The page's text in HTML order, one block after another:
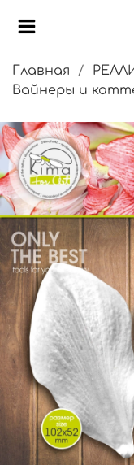
Главная
Вайнеры и